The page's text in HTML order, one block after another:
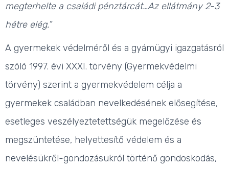
megterhelte a családi pénztárcát…Az ellátmány 2-3
hétre elég.”
A gyermekek védelméről és a gyámügyi igazgatásról
szóló 1997. évi XXXI. törvény (Gyermekvédelmi
törvény) szerint a gyermekvédelem célja a
gyermekek családban nevelkedésének elősegítése,
esetleges veszélyeztetettségük megelőzése és
megszüntetése, helyettesítő védelem és a
nevelésükről-gondozásukról történő gondoskodás,